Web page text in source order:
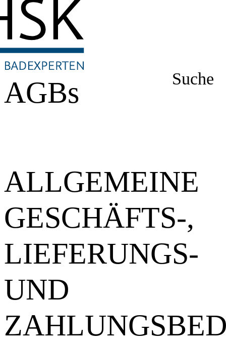
Suche
AGBs
ALLGEMEINE
GESCHÄFTS-,
LIEFERUNGS-
UND